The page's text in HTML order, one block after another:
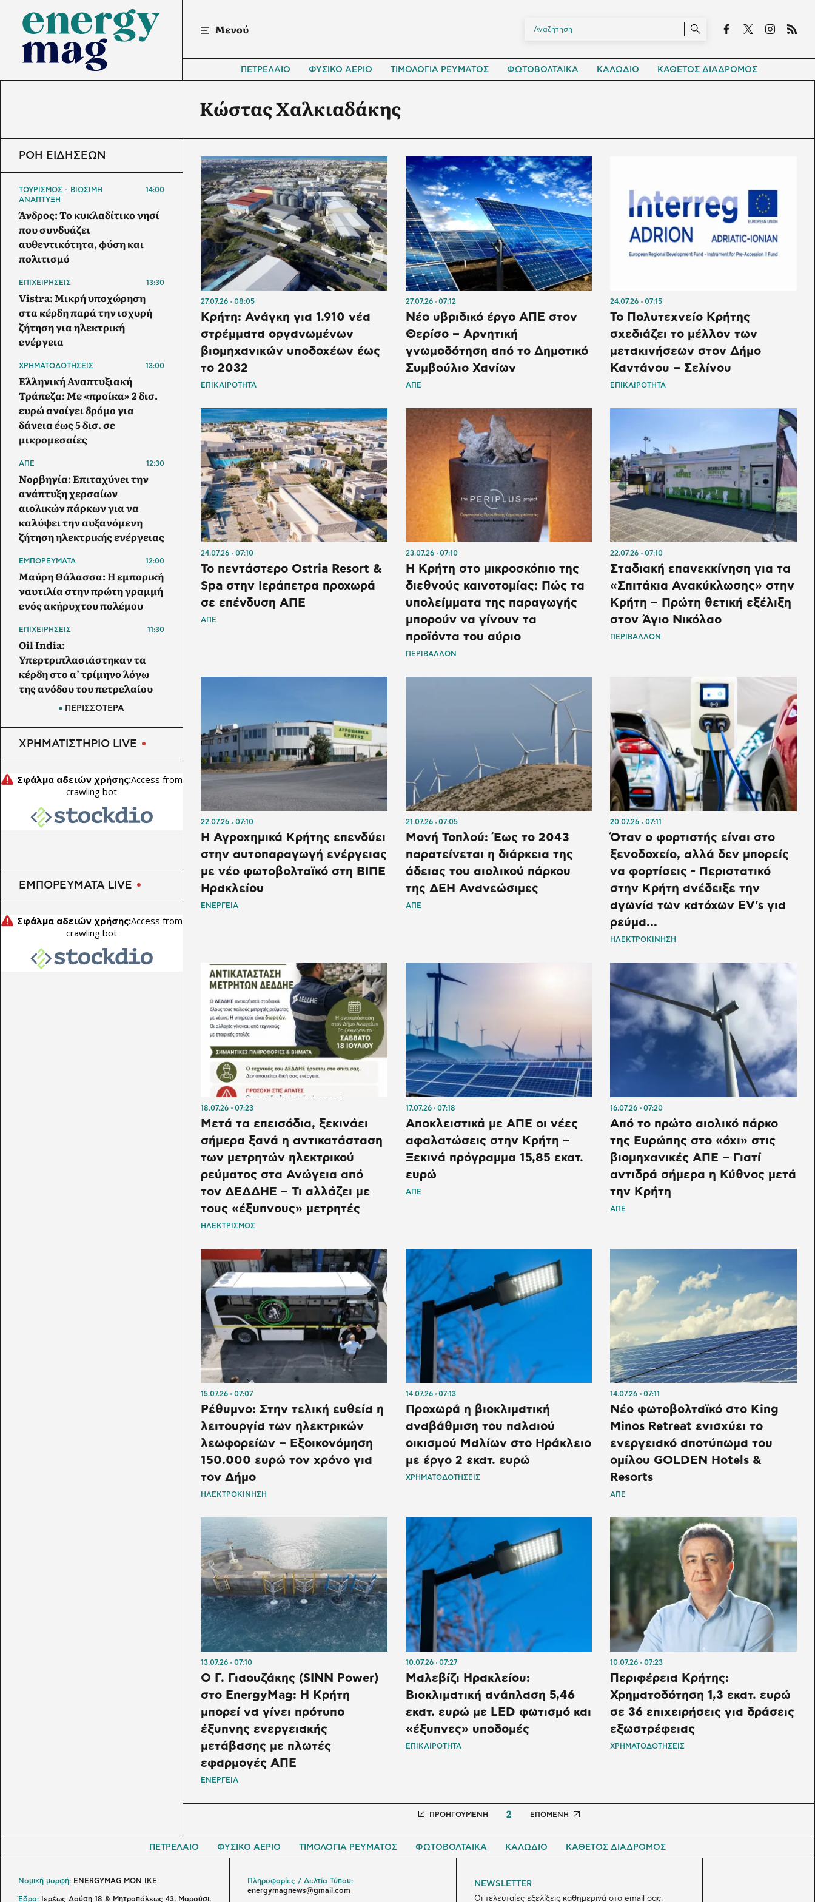
Μενού
ΠΕΤΡΕΛΑΙΟ ΦΥΣΙΚΟ ΑΕΡΙΟ ΤΙΜΟΛΟΓΙΑ ΡΕΥΜΑΤΟΣ ΦΩΤΟΒΟΛΤΑΙΚΑ ΚΑΛΩΔΙΟ ΚΑΘΕΤΟΣ ΔΙΑΔΡΟΜΟΣ
Κώστας Χαλκιαδάκης
27.07.26 08:05
Κρήτη: Ανάγκη για 1.910 νέα
στρέμματα οργανωμένων
βιομηχανικών υποδοχέων έως
το 2032
ΕΠΙΚΑΙΡΟΤΗΤΑ
27.07.26 07:12
Νέο υβριδικό έργο ΑΠΕ στον
Θερίσο – Αρνητική
γνωμοδότηση από το Δημοτικό
Συμβούλιο Χανίων
ΑΠΕ
24.07.26 07:15
Το Πολυτεχνείο Κρήτης
σχεδιάζει το μέλλον των
μετακινήσεων στον Δήμο
Καντάνου – Σελίνου
ΕΠΙΚΑΙΡΟΤΗΤΑ
24.07.26 07:10
Το πεντάστερο Ostria Resort &
Spa στην Ιεράπετρα προχωρά
σε επένδυση ΑΠΕ
ΑΠΕ
23.07.26 07:10
Η Κρήτη στο μικροσκόπιο της
διεθνούς καινοτομίας: Πώς τα
υπολείμματα της παραγωγής
μπορούν να γίνουν τα
προϊόντα του αύριο
ΠΕΡΙΒΑΛΛΟΝ
22.07.26 07:10
Σταδιακή επανεκκίνηση για τα
«Σπιτάκια Ανακύκλωσης» στην
Κρήτη – Πρώτη θετική εξέλιξη
στον Άγιο Νικόλαο
ΠΕΡΙΒΑΛΛΟΝ
22.07.26 07:10
Η Αγροχημικά Κρήτης επενδύει
στην αυτοπαραγωγή ενέργειας
με νέο φωτοβολταϊκό στη ΒΙΠΕ
Ηρακλείου
ΕΝΕΡΓΕΙΑ
21.07.26 07:05
Μονή Τοπλού: Έως το 2043
παρατείνεται η διάρκεια της
άδειας του αιολικού πάρκου
της ΔΕΗ Ανανεώσιμες
ΑΠΕ
20.07.26 07:11
Όταν ο φορτιστής είναι στο
ξενοδοχείο, αλλά δεν μπορείς
να φορτίσεις - Περιστατικό
στην Κρήτη ανέδειξε την
αγωνία των κατόχων EV's για
ρεύμα...
ΗΛΕΚΤΡΟΚΙΝΗΣΗ
18.07.26 07:23
Μετά τα επεισόδια, ξεκινάει
σήμερα ξανά η αντικατάσταση
των μετρητών ηλεκτρικού
ρεύματος στα Ανώγεια από
τον ΔΕΔΔΗΕ – Τι αλλάζει με
τους «έξυπνους» μετρητές
ΗΛΕΚΤΡΙΣΜΟΣ
17.07.26 07:18
Αποκλειστικά με ΑΠΕ οι νέες
αφαλατώσεις στην Κρήτη –
Ξεκινά πρόγραμμα 15,85 εκατ.
ευρώ
ΑΠΕ
16.07.26 07:20
Από το πρώτο αιολικό πάρκο
της Ευρώπης στο «όχι» στις
βιομηχανικές ΑΠΕ – Γιατί
αντιδρά σήμερα η Κύθνος μετά
την Κρήτη
ΑΠΕ
15.07.26 07:07
Ρέθυμνο: Στην τελική ευθεία η
λειτουργία των ηλεκτρικών
λεωφορείων – Εξοικονόμηση
150.000 ευρώ τον χρόνο για
τον Δήμο
ΗΛΕΚΤΡΟΚΙΝΗΣΗ
14.07.26 07:13
Προχωρά η βιοκλιματική
αναβάθμιση του παλαιού
οικισμού Μαλίων στο Ηράκλειο
με έργο 2 εκατ. ευρώ
ΧΡΗΜΑΤΟΔΟΤΗΣΕΙΣ
14.07.26 07:11
Νέο φωτοβολταϊκό στο King
Minos Retreat ενισχύει το
ενεργειακό αποτύπωμα του
ομίλου GOLDEN Hotels &
Resorts
ΑΠΕ
13.07.26 07:10
Ο Γ. Γιαουζάκης (SINN Power)
στο EnergyMag: Η Κρήτη
μπορεί να γίνει πρότυπο
έξυπνης ενεργειακής
μετάβασης με πλωτές
εφαρμογές ΑΠΕ
ΕΝΕΡΓΕΙΑ
10.07.26 07:27
Μαλεβίζι Ηρακλείου:
Βιοκλιματική ανάπλαση 5,46
εκατ. ευρώ με LED φωτισμό και
«έξυπνες» υποδομές
ΕΠΙΚΑΙΡΟΤΗΤΑ
10.07.26 07:23
Περιφέρεια Κρήτης:
Χρηματοδότηση 1,3 εκατ. ευρώ
σε 36 επιχειρήσεις για δράσεις
εξωστρέφειας
ΧΡΗΜΑΤΟΔΟΤΗΣΕΙΣ
Προηγούμενη
ΠΡΟΗΓΟΥΜΕΝΗ 2
Next
ΕΠΟΜΕΝΗ
ΡΟΗ ΕΙΔΗΣΕΩΝ
ΤΟΥΡΙΣΜΟΣ - ΒΙΩΣΙΜΗ
ΑΝΑΠΤΥΞΗ
14:00
Άνδρος: Το κυκλαδίτικο νησί
που συνδυάζει
αυθεντικότητα, φύση και
πολιτισμό
ΕΠΙΧΕΙΡΗΣΕΙΣ 13:30
Vistra: Μικρή υποχώρηση
στα κέρδη παρά την ισχυρή
ζήτηση για ηλεκτρική
ενέργεια
ΧΡΗΜΑΤΟΔΟΤΗΣΕΙΣ 13:00
Ελληνική Αναπτυξιακή
Τράπεζα: Με «προίκα» 2 δισ.
ευρώ ανοίγει δρόμο για
δάνεια έως 5 δισ. σε
μικρομεσαίες
ΑΠΕ 12:30
Νορβηγία: Επιταχύνει την
ανάπτυξη χερσαίων
αιολικών πάρκων για να
καλύψει την αυξανόμενη
ζήτηση ηλεκτρικής ενέργειας
ΕΜΠΟΡΕΥΜΑΤΑ 12:00
Μαύρη Θάλασσα: Η εμπορική
ναυτιλία στην πρώτη γραμμή
ενός ακήρυχτου πολέμου
ΕΠΙΧΕΙΡΗΣΕΙΣ 11:30
Oil India:
Υπερτριπλασιάστηκαν τα
κέρδη στο α’ τρίμηνο λόγω
της ανόδου του πετρελαίου
ΕΠΙΚΑΙΡΟΤΗΤΑ
Ρωσικές επιθέσεις σε
πετρελαϊκές εγκαταστάσεις
της Naftogaz στο ανατολικό
LNG: Η Μέση Ανατολή
στρέφεται στον Καναδά για
αναταράξεις
ΠΕΡΙΣΣΟΤΕΡΑ
ΧΡΗΜΑΤΙΣΤΗΡΙΟ LIVE
ΕΜΠΟΡΕΥΜΑΤΑ LIVE
ΠΕΤΡΕΛΑΙΟ ΦΥΣΙΚΟ ΑΕΡΙΟ ΤΙΜΟΛΟΓΙΑ ΡΕΥΜΑΤΟΣ ΦΩΤΟΒΟΛΤΑΙΚΑ ΚΑΛΩΔΙΟ ΚΑΘΕΤΟΣ ΔΙΑΔΡΟΜΟΣ
NEWSLETTER
Οι τελευταίες εξελίξεις καθημερινά στο email σας.
Νομική μορφή: ENERGYMAG MON IKE
Έδρα: Ιερέως Δούση 18 & Μητροπόλεως 43, Μαρούσι,
Πληροφορίες / Δελτία Τύπου:
energymagnews@gmail.com